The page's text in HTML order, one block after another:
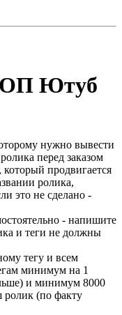
Ютуб
нужно вывести
перед заказом
который продвигается
ролика,
это не сделано -
- напишите
и теги не должны
тегу и всем
минимум на 1
и минимум 8000
ролик (по факту